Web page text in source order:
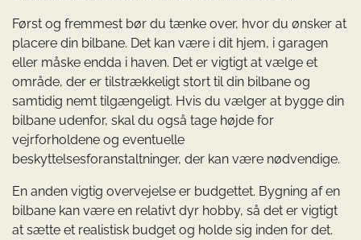
Først og fremmest bør du tænke over, hvor du ønsker at
placere din bilbane. Det kan være i dit hjem, i garagen
eller måske endda i haven. Det er vigtigt at vælge et
område, der er tilstrækkeligt stort til din bilbane og
samtidig nemt tilgængeligt. Hvis du vælger at bygge din
bilbane udenfor, skal du også tage højde for
vejrforholdene og eventuelle
beskyttelsesforanstaltninger, der kan være nødvendige.
En anden vigtig overvejelse er budgettet. Bygning af en
bilbane kan være en relativt dyr hobby, så det er vigtigt
at sætte et realistisk budget og holde sig inden for det.